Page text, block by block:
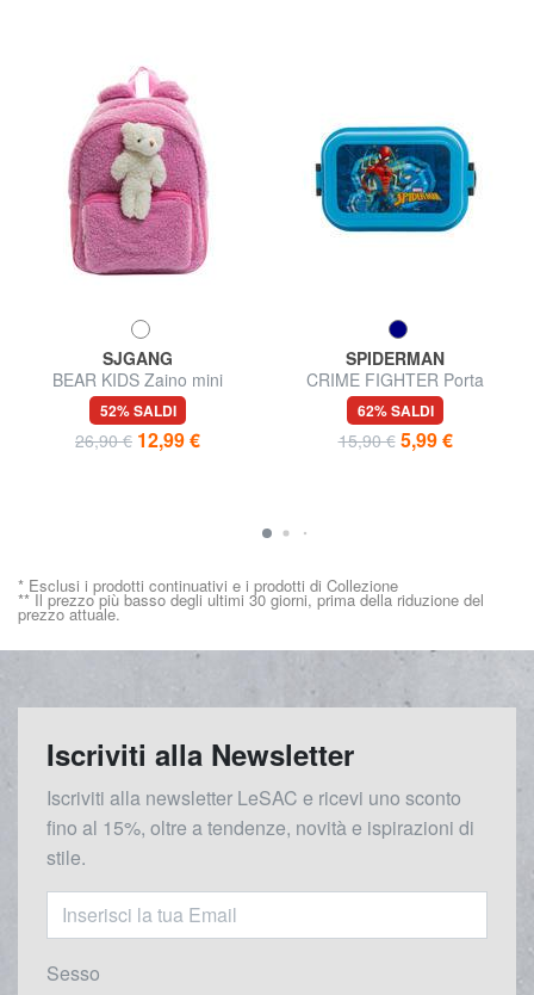
SJGANG
BEAR KIDS Zaino mini
52% SALDI
26,90 € 12,99 €
SPIDERMAN
CRIME FIGHTER Porta
merenda
62% SALDI
15,90 € 5,99 €
* Esclusi i prodotti continuativi e i prodotti di Collezione
** Il prezzo più basso degli ultimi 30 giorni, prima della riduzione del
prezzo attuale.
Iscriviti alla Newsletter
Iscriviti alla newsletter LeSAC e ricevi uno sconto
fino al 15%, oltre a tendenze, novità e ispirazioni di
stile.
Sesso